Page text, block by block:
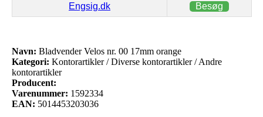
Engsig.dk Besøg
Navn: Bladvender Velos nr. 00 17mm orange
Kategori: Kontorartikler / Diverse kontorartikler / Andre
kontorartikler
Producent:
Varenummer: 1592334
EAN: 5014453203036